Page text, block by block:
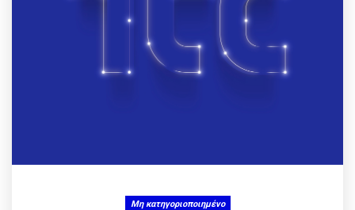
Μη κατηγοριοποιημένο